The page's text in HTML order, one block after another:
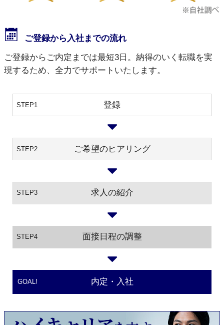
ご登録から入社までの流れ
ご登録からご内定までは最短3日。納得のいく転職を実
現するため、全力でサポートいたします。
STEP1 登録
STEP2 ご希望のヒアリング
STEP3 求人の紹介
STEP4 面接日程の調整
GOAL! 内定・入社